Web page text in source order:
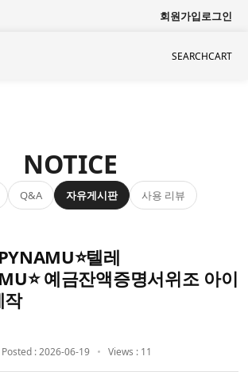
회원가입로그인
SEARCHCART
NOTICE
Q&A 자유게시판 사용 리뷰
텔레
예금잔액증명서위조 아이
작
: 2026-06-19 Views : 11